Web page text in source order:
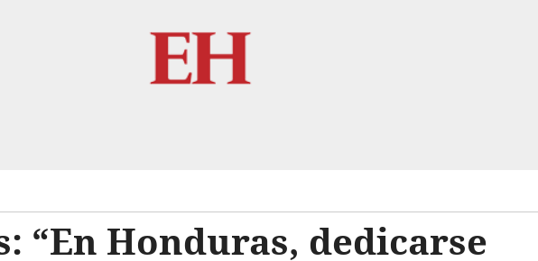
“En Honduras, dedicarse